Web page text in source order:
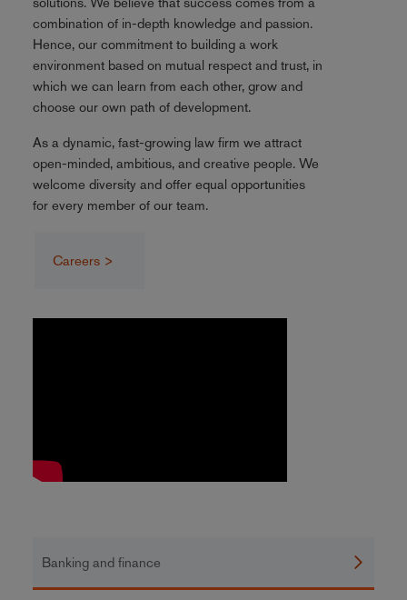
combination of in-depth knowledge and passion.
Hence, our commitment to building a work
environment based on mutual respect and trust, in
which we can learn from each other, grow and
choose our own path of development.
As a dynamic, fast-growing law firm we attract
open-minded, ambitious, and creative people. We
welcome diversity and offer equal opportunities
for every member of our team.
Careers >
Banking and finance